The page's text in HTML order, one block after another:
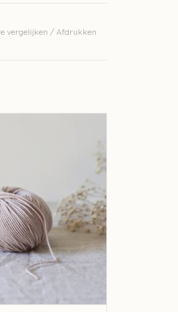
vergelijken / Afdrukken